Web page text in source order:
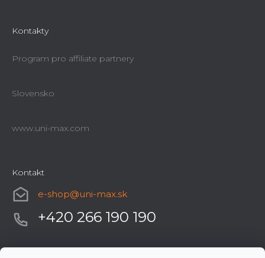
Kontakty
Program pro affiliate partnery
Slovensko
www.uni-max.com
Kontakt
e-shop@uni-max.sk
+420 266 190 190